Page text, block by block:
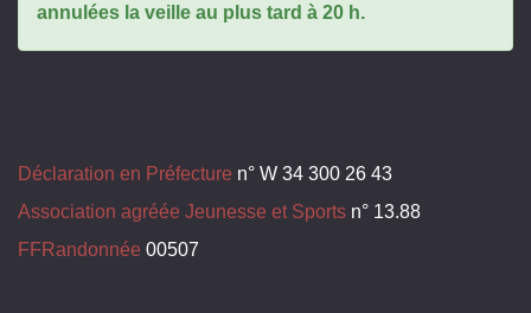
annulées la veille au plus tard à 20 h.
Déclaration en Préfecture n° W 34 300 26 43
Association agréée Jeunesse et Sports n° 13.88
FFRandonnée 00507